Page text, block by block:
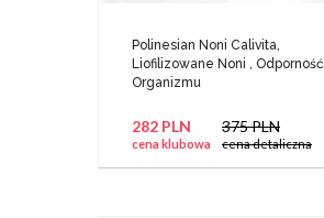
Polinesian Noni Calivita,
Liofilizowane Noni , Odporność
Organizmu
282 PLN
cena klubowa
375 PLN
cena detaliczna